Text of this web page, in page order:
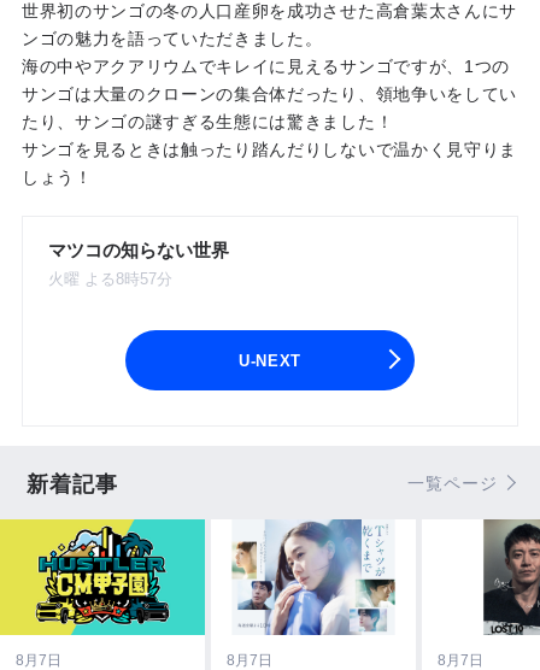
世界初のサンゴの冬の人口産卵を成功させた高倉葉太さんにサ
ンゴの魅力を語っていただきました。
海の中やアクアリウムでキレイに見えるサンゴですが、1つの
サンゴは大量のクローンの集合体だったり、領地争いをしてい
たり、サンゴの謎すぎる生態には驚きました！
サンゴを見るときは触ったり踏んだりしないで温かく見守りま
しょう！
マツコの知らない世界
火曜 よる8時57分
U-NEXT
新着記事 一覧ページ
8月7日 8月7日 8月7日